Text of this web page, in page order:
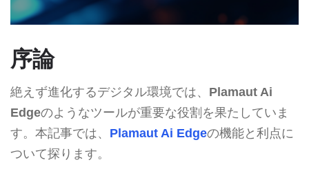
序論
絶えず進化するデジタル環境では、 Plamaut Ai
Edgeのようなツールが重要な役割を果たしていま
す。本記事では、 Plamaut Ai Edgeの機能と利点に
ついて探ります。